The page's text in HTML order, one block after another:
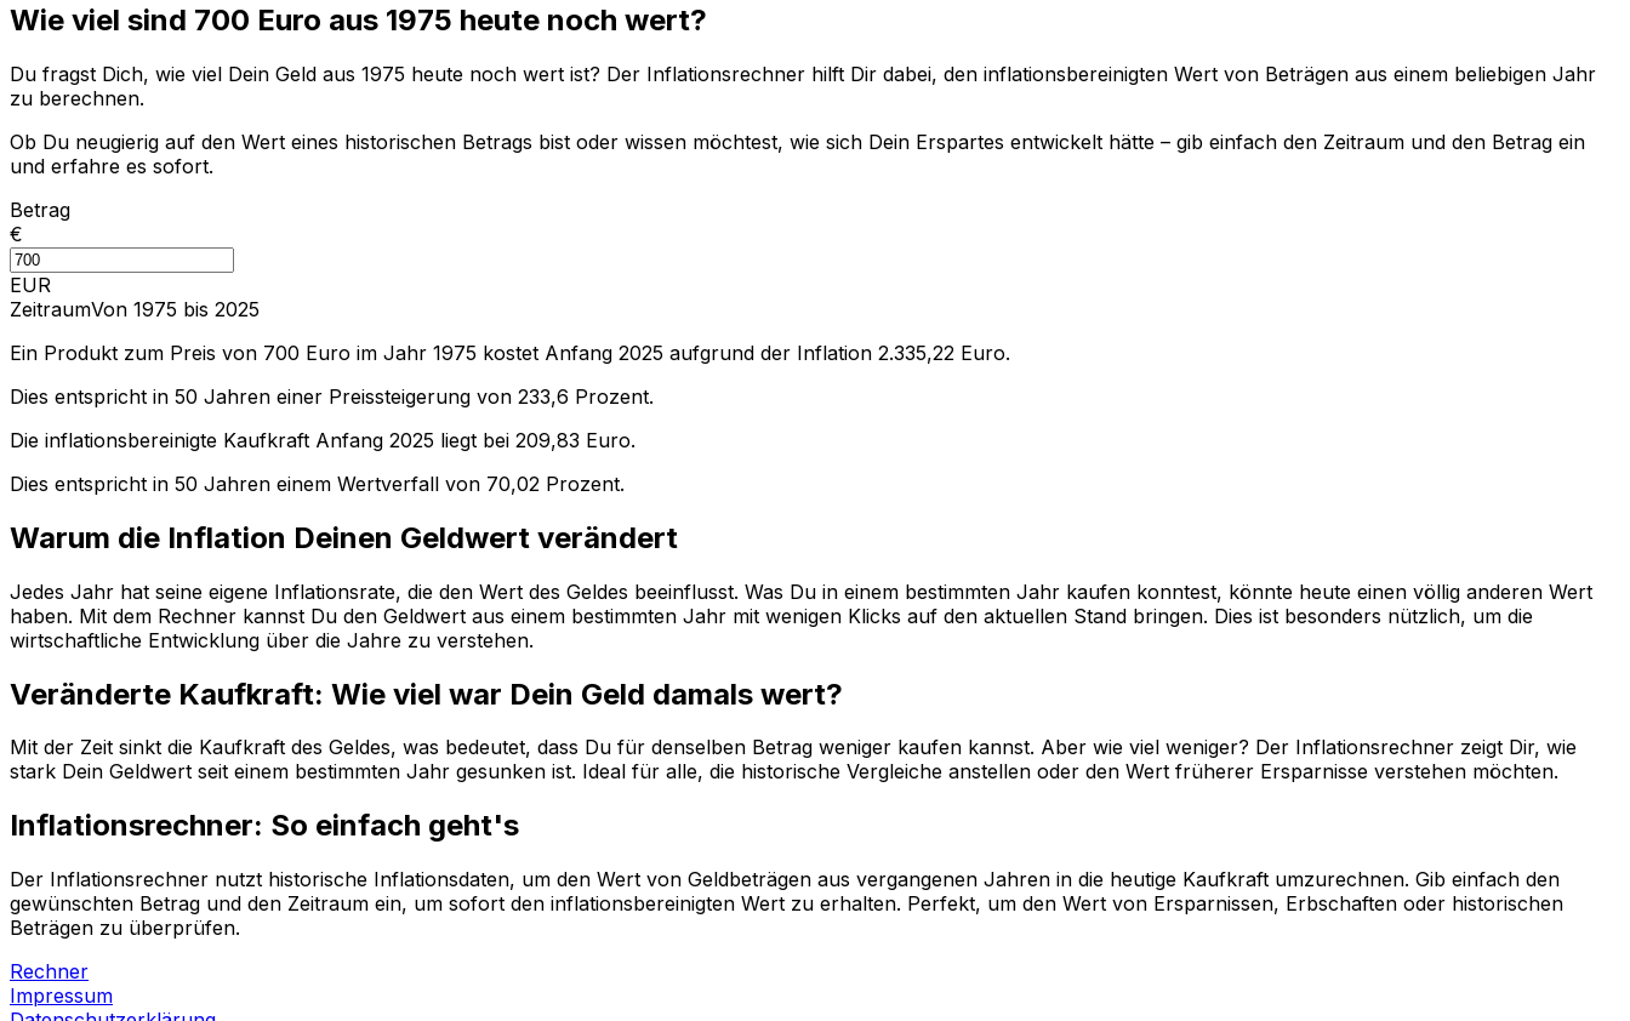
Wie viel sind 700 Euro aus 1975 heute noch wert?
Du fragst Dich, wie viel Dein Geld aus 1975 heute noch wert ist? Der Inflationsrechner hilft Dir dabei, den inflationsbereinigten Wert von Beträgen aus einem beliebigen Jahr
zu berechnen.
Ob Du neugierig auf den Wert eines historischen Betrags bist oder wissen möchtest, wie sich Dein Erspartes entwickelt hätte – gib einfach den Zeitraum und den Betrag ein
und erfahre es sofort.
Betrag
€
EUR
ZeitraumVon 1975 bis 2025
Ein Produkt zum Preis von 700 Euro im Jahr 1975 kostet Anfang 2025 aufgrund der Inflation 2.335,22 Euro.
Dies entspricht in 50 Jahren einer Preissteigerung von 233,6 Prozent.
Die inflationsbereinigte Kaufkraft Anfang 2025 liegt bei 209,83 Euro.
Dies entspricht in 50 Jahren einem Wertverfall von 70,02 Prozent.
Warum die Inflation Deinen Geldwert verändert
Jedes Jahr hat seine eigene Inflationsrate, die den Wert des Geldes beeinflusst. Was Du in einem bestimmten Jahr kaufen konntest, könnte heute einen völlig anderen Wert
haben. Mit dem Rechner kannst Du den Geldwert aus einem bestimmten Jahr mit wenigen Klicks auf den aktuellen Stand bringen. Dies ist besonders nützlich, um die
wirtschaftliche Entwicklung über die Jahre zu verstehen.
Veränderte Kaufkraft: Wie viel war Dein Geld damals wert?
Mit der Zeit sinkt die Kaufkraft des Geldes, was bedeutet, dass Du für denselben Betrag weniger kaufen kannst. Aber wie viel weniger? Der Inflationsrechner zeigt Dir, wie
stark Dein Geldwert seit einem bestimmten Jahr gesunken ist. Ideal für alle, die historische Vergleiche anstellen oder den Wert früherer Ersparnisse verstehen möchten.
Inflationsrechner: So einfach geht's
Der Inflationsrechner nutzt historische Inflationsdaten, um den Wert von Geldbeträgen aus vergangenen Jahren in die heutige Kaufkraft umzurechnen. Gib einfach den
gewünschten Betrag und den Zeitraum ein, um sofort den inflationsbereinigten Wert zu erhalten. Perfekt, um den Wert von Ersparnissen, Erbschaften oder historischen
Beträgen zu überprüfen.
Rechner
Impressum